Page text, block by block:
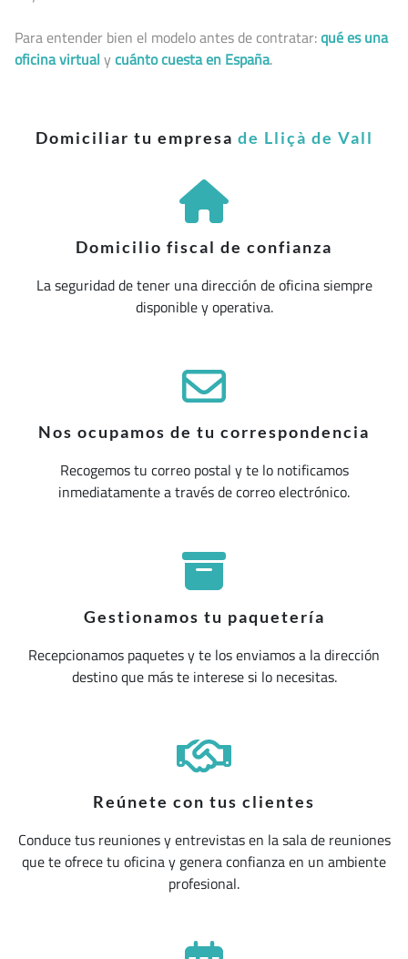
Para entender bien el modelo antes de contratar:qué es una
oficina virtual ycuánto cuesta en España.
Domiciliar tu empresa de Lliçà de Vall
Domicilio fiscal de confianza
La seguridad de tener una dirección de oficina siempre
disponible y operativa.
Nos ocupamos de tu correspondencia
Recogemos tu correo postal y te lo notificamos
inmediatamente a través de correo electrónico.
Gestionamos tu paquetería
Recepcionamos paquetes y te los enviamos a la dirección
destino que más te interese si lo necesitas.
Reúnete con tus clientes
Conduce tus reuniones y entrevistas en la sala de reuniones
que te ofrece tu oficina y genera confianza en un ambiente
profesional.